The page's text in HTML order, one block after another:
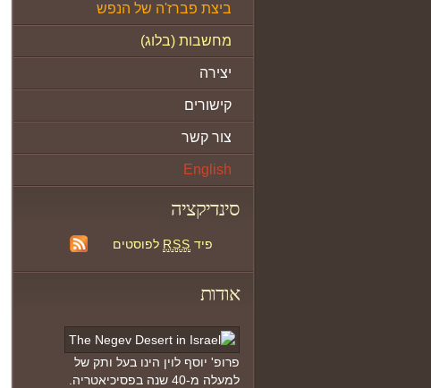
ביצת פברז'ה של הנפש
מחשבות (בלוג)
יצירה
קישורים
צור קשר
English
סינדיקציה
פיד RSS לפוסטים
אודות
פרופ' יוסף לוין הינו בעל ותק של
למעלה מ-40 שנה בפסיכיאטריה.